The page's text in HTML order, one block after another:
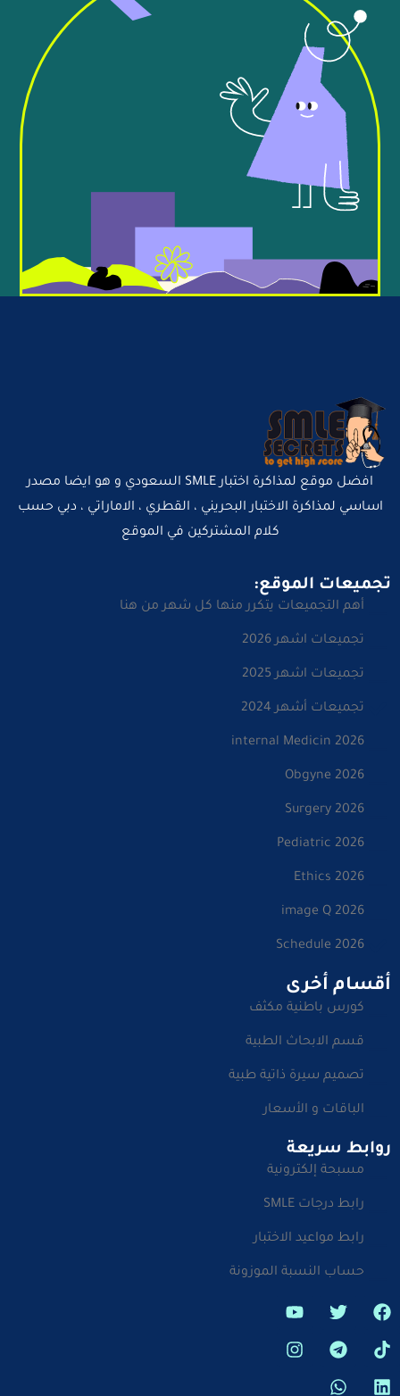
افضل موقع لمذاكرة اختبار SMLE السعودي و هو ايضا مصدر
اساسي لمذاكرة الاختبار البحريني ، القطري ، الاماراتي ، دبي حسب
كلام المشتركين في الموقع
تجميعات الموقع:
أهم التجميعات يتكرر منها كل شهر من هنا
تجميعات اشهر 2026
تجميعات اشهر 2025
تجميعات أشهر 2024
internal Medicin 2026
Obgyne 2026
Surgery 2026
Pediatric 2026
Ethics 2026
image Q 2026
Schedule 2026
أقسام أخرى
كورس باطنية مكثف
قسم الابحاث الطبية
تصميم سيرة ذاتية طبية
الباقات و الأسعار
روابط سريعة
مسبحة إلكترونية
رابط درجات SMLE
رابط مواعيد الاختبار
حساب النسبة الموزونة